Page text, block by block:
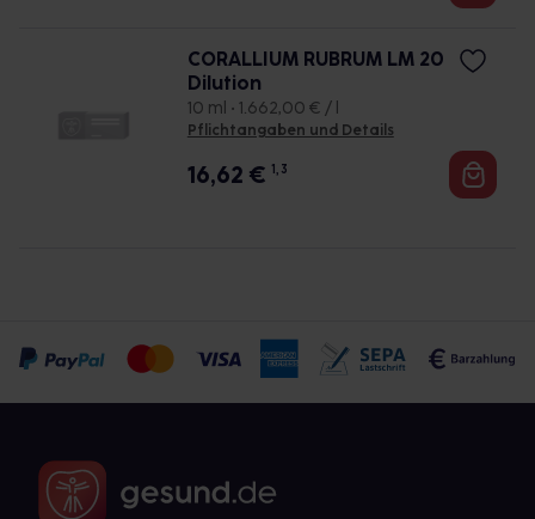
CORALLIUM RUBRUM LM 20
Dilution
10 ml • 1.662,00 € / l
Pflichtangaben und Details
16,62 € 1, 3